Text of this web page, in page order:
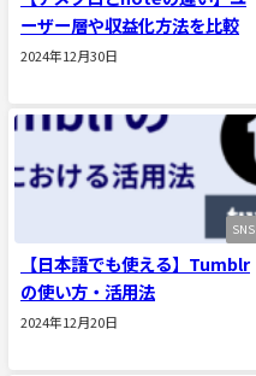
ーザー層や収益化方法を比較
2024年12月30日
SNS
【日本語でも使える】Tumblr
の使い方・活用法
2024年12月20日